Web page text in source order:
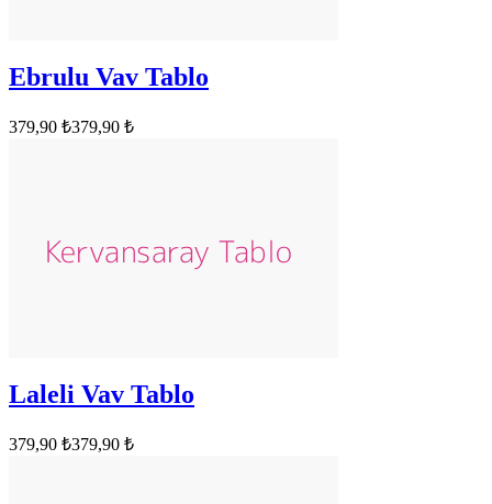
Ebrulu Vav Tablo
379,90 ₺379,90 ₺
Laleli Vav Tablo
379,90 ₺379,90 ₺